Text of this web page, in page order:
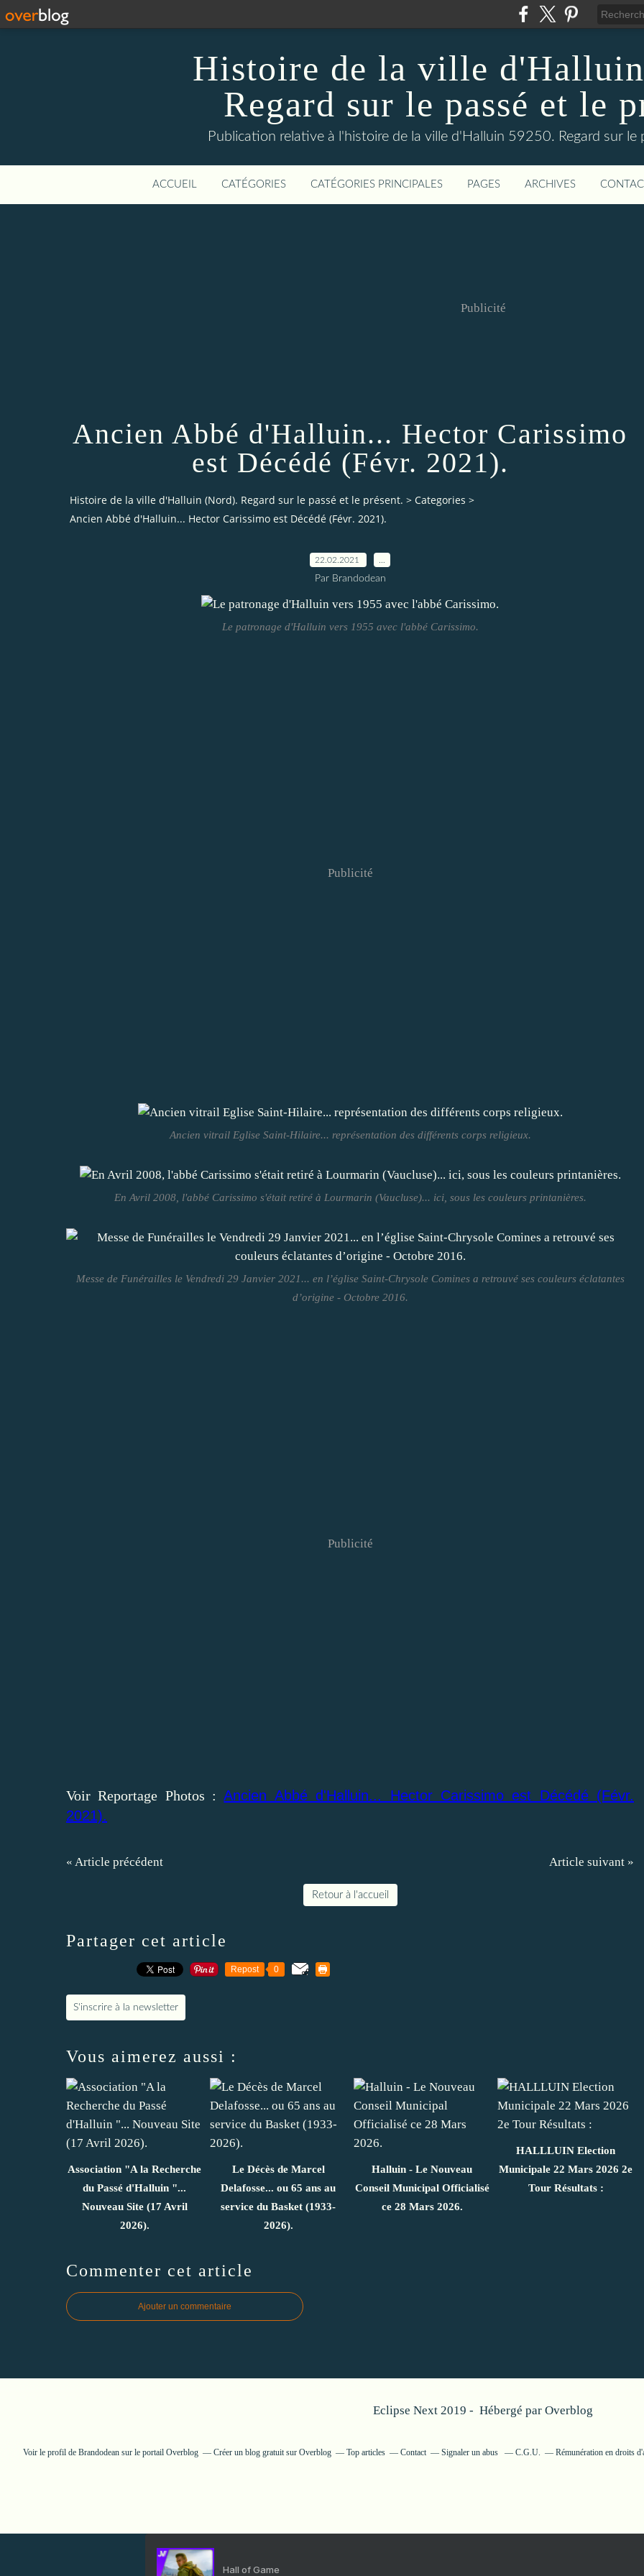
Histoire de la ville
Regard sur le passé et le
Publication relative à l'histoire de la ville d'Halluin 59250. Regard sur le
ACCUEIL CATÉGORIES CATÉGORIES PRINCIPALES PAGES ARCHIVES
Publicité
Ancien Abbé d'Halluin... Hector Carissimo
est Décédé (Févr. 2021).
Histoire de la ville d'Halluin (Nord). Regard sur le passé et le présent. > Categories >
Ancien Abbé d'Halluin... Hector Carissimo est Décédé (Févr. 2021).
22.02.2021
Par Brandodean
Le patronage d'Halluin vers 1955 avec l'abbé Carissimo.
Publicité
Ancien vitrail Eglise Saint-Hilaire... représentation des différents corps religieux.
En Avril 2008, l'abbé Carissimo s'était retiré à Lourmarin (Vaucluse)... ici, sous les couleurs printanières.
Messe de Funérailles le Vendredi 29 Janvier 2021... en l’église Saint-Chrysole Comines a retrouvé ses couleurs éclatantes
d’origine - Octobre 2016.
Publicité
Voir Reportage Photos :Ancien Abbé d'Halluin... Hector Carissimo est Décédé (Févr.
2021).
« Article précédent Article suivant »
Retour à l'accueil
Partager cet article
Repost 0
S'inscrire à la newsletter
Vous aimerez aussi :
Association "A la Recherche
du Passé d'Halluin "...
Nouveau Site (17 Avril
2026).
Le Décès de Marcel
Delafosse... ou 65 ans au
service du Basket (1933-
2026).
Halluin - Le Nouveau
Conseil Municipal Officialisé
ce 28 Mars 2026.
HALLLUIN Election
Municipale 22 Mars 2026 2e
Tour Résultats :
Commenter cet article
Ajouter un commentaire
Eclipse Next 2019 - Hébergé par Overblog
Voir le profil de Brandodean sur le portail Overblog Créer un blog gratuit sur Overblog Top articles Contact Signaler un abus C.G.U. Rémunération en droits
Hall of Game